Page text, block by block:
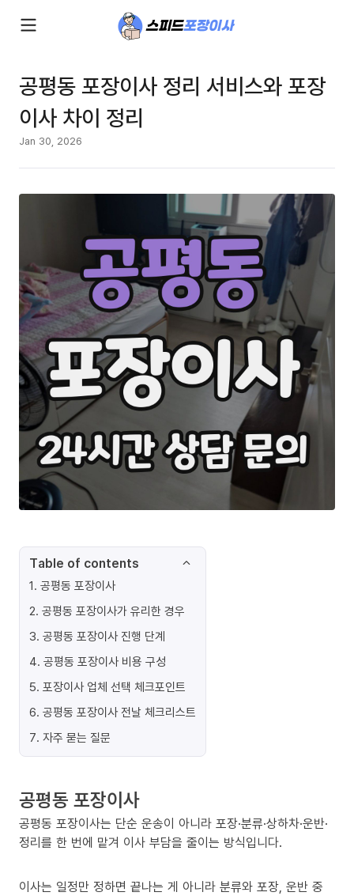
공평동 포장이사 정리 서비스와 포장
이사 차이 정리
Jan 30, 2026
Table of contents
1. 공평동 포장이사
2. 공평동 포장이사가 유리한 경우
3. 공평동 포장이사 진행 단계
4. 공평동 포장이사 비용 구성
5. 포장이사 업체 선택 체크포인트
6. 공평동 포장이사 전날 체크리스트
7. 자주 묻는 질문
공평동 포장이사
공평동 포장이사는 단순 운송이 아니라 포장·분류·상하차·운반·
정리를 한 번에 맡겨 이사 부담을 줄이는 방식입니다.
이사는 일정만 정하면 끝나는 게 아니라 분류와 포장, 운반 중